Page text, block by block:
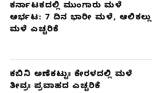
ಕರ್ನಾಟಕದಲ್ಲಿ ಮುಂಗಾರು ಮಳೆ
ಆರ್ಭಟ: 7 ದಿನ ಭಾರೀ ಮಳೆ, ಆಲಿಕಲ್ಲು
ಮಳೆ ಎಚ್ಚರಿಕೆ
ಕಬಿನಿ ಅಣೆಕಟ್ಟುಃ ಕೇರಳದಲ್ಲಿ ಮಳೆ
ತೀವ್ರಃ ಪ್ರವಾಹದ ಎಚ್ಚರಿಕೆ